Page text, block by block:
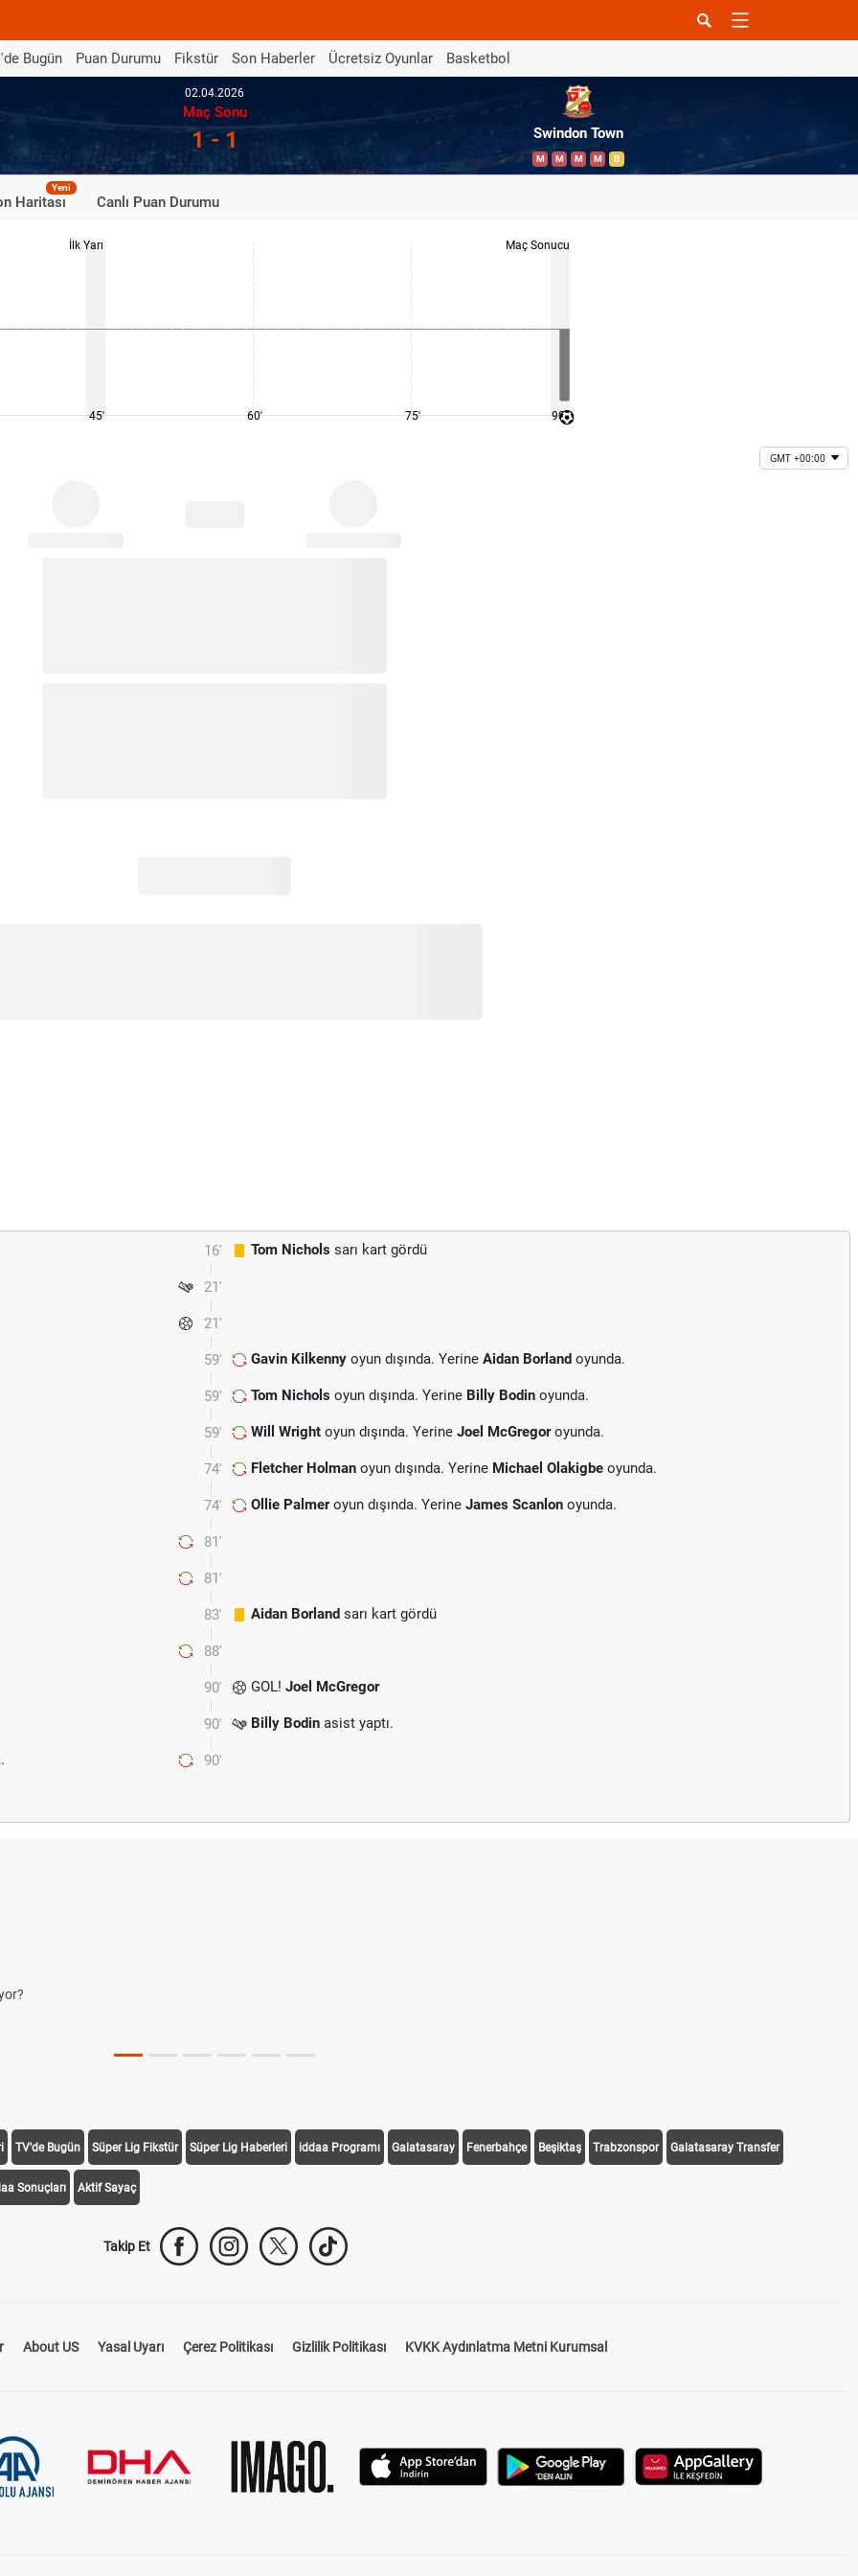
Bugün Puan Durumu Fikstür Son Haberler Ücretsiz Oyunlar Basketbol
02.04.2026
Maç Sonu
1 - 1 Swindon Town
M M M M B
Haritası
Yeni
Canlı Puan Durumu
İlk Yarı
45' 60' 75'
Maç Sonucu
90 '
GMT +00:00
16' Tom Nichols sarı kart gördü
21'
21'
59' Gavin Kilkenny oyun dışında. Yerine Aidan Borland oyunda.
59' Tom Nichols oyun dışında. Yerine Billy Bodin oyunda.
59' Will Wright oyun dışında. Yerine Joel McGregoroyunda.
74' Fletcher Holman oyun dışında. Yerine Michael Olakigbe oyunda.
74' Ollie Palmeroyun dışında. Yerine James Scanlon oyunda.
81'
81'
83' Aidan Borland sarı kart gördü
88'
90' GOL! Joel McGregor
90' Billy Bodin asist yaptı.
90'
TV'de Bugün Süper Lig Fikstür Süper Lig Haberleri iddaa Programı Galatasaray Fenerbahçe Beşiktaş Trabzonspor Galatasaray Transfer
Sonuçları Aktif Sayaç
Takip Et
About US Yasal Uyarı Çerez Politikası Gizlilik Politikası KVKK Aydınlatma Metni Kurumsal